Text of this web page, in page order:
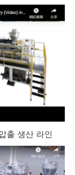
출 생산 라인